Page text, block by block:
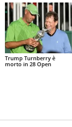
Trump Turnberry è
morto in 28 Open